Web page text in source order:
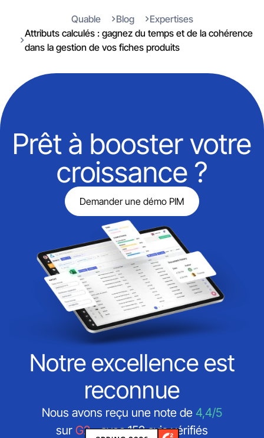
Quable Blog
Expertises
Attributs calculés : gagnez du temps et de la cohérence
dans la gestion de vos fiches produits
Prêt à booster votre
croissance ?
Demander une démo PIM
Notre excellence est
reconnue
Nous avons reçu une note de 4,4/5
sur G2- avec 152 avis vérifiés